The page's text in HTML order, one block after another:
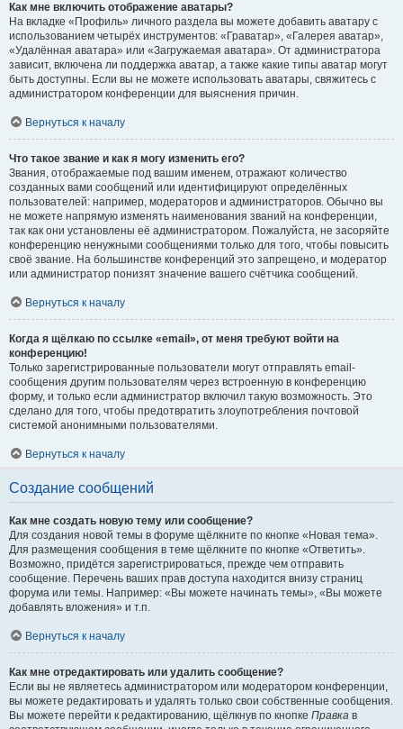
Как мне включить отображение аватары?
На вкладке «Профиль» личного раздела вы можете добавить аватару с
использованием четырёх инструментов: «Граватар», «Галерея аватар»,
«Удалённая аватара» или «Загружаемая аватара». От администратора
зависит, включена ли поддержка аватар, а также какие типы аватар могут
быть доступны. Если вы не можете использовать аватары, свяжитесь с
администратором конференции для выяснения причин.
Вернуться к началу
Что такое звание и как я могу изменить его?
Звания, отображаемые под вашим именем, отражают количество
созданных вами сообщений или идентифицируют определённых
пользователей: например, модераторов и администраторов. Обычно вы
не можете напрямую изменять наименования званий на конференции,
так как они установлены её администратором. Пожалуйста, не засоряйте
конференцию ненужными сообщениями только для того, чтобы повысить
своё звание. На большинстве конференций это запрещено, и модератор
или администратор понизят значение вашего счётчика сообщений.
Вернуться к началу
Когда я щёлкаю по ссылке «email», от меня требуют войти на
конференцию!
Только зарегистрированные пользователи могут отправлять email-
сообщения другим пользователям через встроенную в конференцию
форму, и только если администратор включил такую возможность. Это
сделано для того, чтобы предотвратить злоупотребления почтовой
системой анонимными пользователями.
Вернуться к началу
Создание сообщений
Как мне создать новую тему или сообщение?
Для создания новой темы в форуме щёлкните по кнопке «Новая тема».
Для размещения сообщения в теме щёлкните по кнопке «Ответить».
Возможно, придётся зарегистрироваться, прежде чем отправить
сообщение. Перечень ваших прав доступа находится внизу страниц
форума или темы. Например: «Вы можете начинать темы», «Вы можете
добавлять вложения» и т.п.
Вернуться к началу
Как мне отредактировать или удалить сообщение?
Если вы не являетесь администратором или модератором конференции,
вы можете редактировать и удалять только свои собственные сообщения.
Вы можете перейти к редактированию, щёлкнув по кнопке Правка в